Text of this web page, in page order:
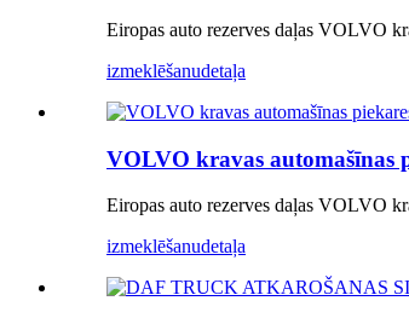
Eiropas auto rezerves daļas VOLVO
izmeklēšanudetaļa
VOLVO kravas automašīnas
Eiropas auto rezerves daļas VOLVO
izmeklēšanudetaļa